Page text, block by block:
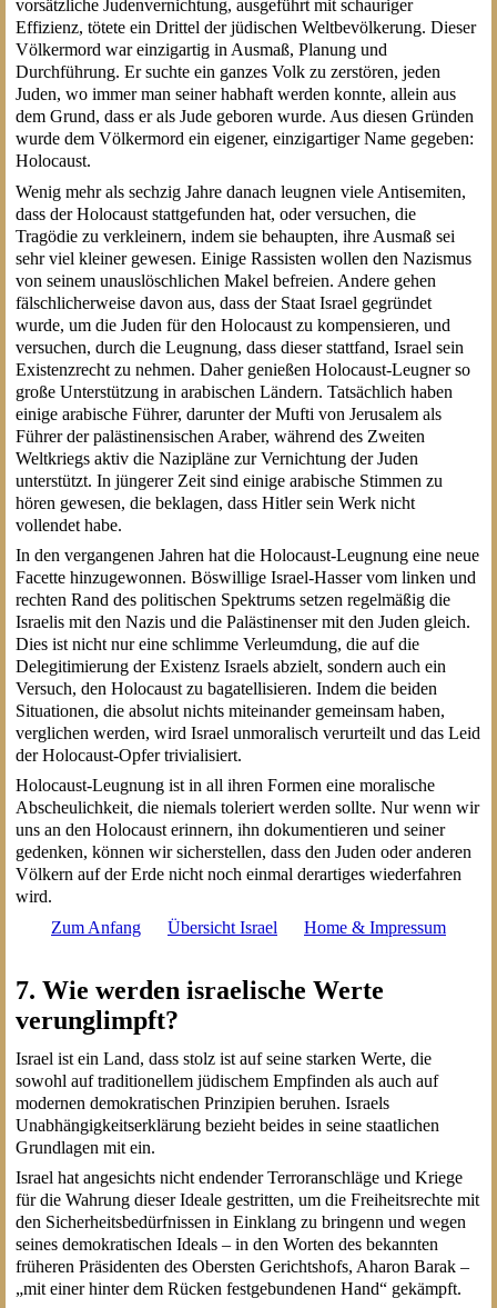
vorsätzliche Judenvernichtung, ausgeführt mit schauriger
Effizienz, tötete ein Drittel der jüdischen Weltbevölkerung. Dieser
Völkermord war einzigartig in Ausmaß, Planung und
Durchführung. Er suchte ein ganzes Volk zu zerstören, jeden
Juden, wo immer man seiner habhaft werden konnte, allein aus
dem Grund, dass er als Jude geboren wurde. Aus diesen Gründen
wurde dem Völkermord ein eigener, einzigartiger Name gegeben:
Holocaust.
Wenig mehr als sechzig Jahre danach leugnen viele Antisemiten,
dass der Holocaust stattgefunden hat, oder versuchen, die
Tragödie zu verkleinern, indem sie behaupten, ihre Ausmaß sei
sehr viel kleiner gewesen. Einige Rassisten wollen den Nazismus
von seinem unauslöschlichen Makel befreien. Andere gehen
fälschlicherweise davon aus, dass der Staat Israel gegründet
wurde, um die Juden für den Holocaust zu kompensieren, und
versuchen, durch die Leugnung, dass dieser stattfand, Israel sein
Existenzrecht zu nehmen. Daher genießen Holocaust-Leugner so
große Unterstützung in arabischen Ländern. Tatsächlich haben
einige arabische Führer, darunter der Mufti von Jerusalem als
Führer der palästinensischen Araber, während des Zweiten
Weltkriegs aktiv die Nazipläne zur Vernichtung der Juden
unterstützt. In jüngerer Zeit sind einige arabische Stimmen zu
hören gewesen, die beklagen, dass Hitler sein Werk nicht
vollendet habe.
In den vergangenen Jahren hat die Holocaust-Leugnung eine neue
Facette hinzugewonnen. Böswillige Israel-Hasser vom linken und
rechten Rand des politischen Spektrums setzen regelmäßig die
Israelis mit den Nazis und die Palästinenser mit den Juden gleich.
Dies ist nicht nur eine schlimme Verleumdung, die auf die
Delegitimierung der Existenz Israels abzielt, sondern auch ein
Versuch, den Holocaust zu bagatellisieren. Indem die beiden
Situationen, die absolut nichts miteinander gemeinsam haben,
verglichen werden, wird Israel unmoralisch verurteilt und das Leid
der Holocaust-Opfer trivialisiert.
Holocaust-Leugnung ist in all ihren Formen eine moralische
Abscheulichkeit, die niemals toleriert werden sollte. Nur wenn wir
uns an den Holocaust erinnern, ihn dokumentieren und seiner
gedenken, können wir sicherstellen, dass den Juden oder anderen
Völkern auf der Erde nicht noch einmal derartiges wiederfahren
wird.
Zum Anfang
Übersicht Israel Home & Impressum
7. Wie werden israelische Werte
verunglimpft?
Israel ist ein Land, dass stolz ist auf seine starken Werte, die
sowohl auf traditionellem jüdischem Empfinden als auch auf
modernen demokratischen Prinzipien beruhen. Israels
Unabhängigkeitserklärung bezieht beides in seine staatlichen
Grundlagen mit ein.
Israel hat angesichts nicht endender Terroranschläge und Kriege
für die Wahrung dieser Ideale gestritten, um die Freiheitsrechte mit
den Sicherheitsbedürfnissen in Einklang zu bringenn und wegen
seines demokratischen Ideals – in den Worten des bekannten
früheren Präsidenten des Obersten Gerichtshofs, Aharon Barak –
„mit einer hinter dem Rücken festgebundenen Hand“ gekämpft.